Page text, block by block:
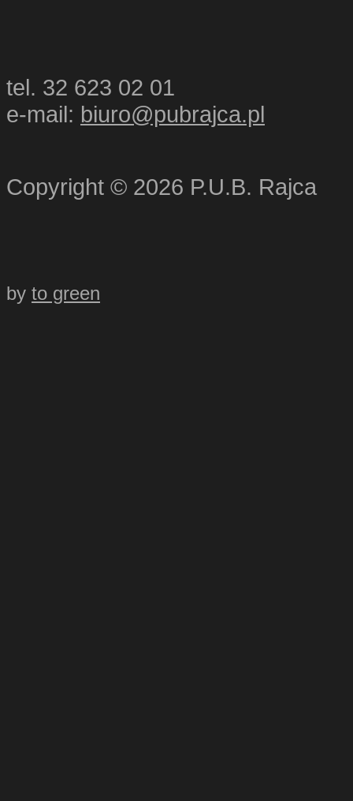
tel. 32 623 02 01
e-mail: biuro@pubrajca.pl
Copyright © 2026 P.U.B. Rajca
by to green